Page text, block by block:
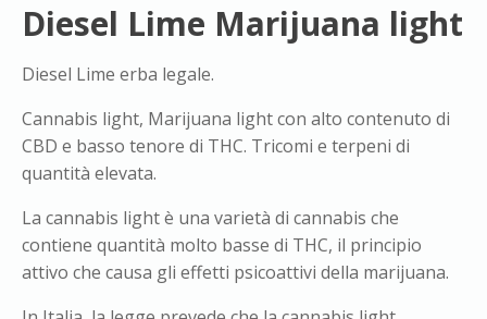
Diesel Lime Marijuana light
Diesel Lime erba legale.
Cannabis light, Marijuana light con alto contenuto di
CBD e basso tenore di THC. Tricomi e terpeni di
quantità elevata.
La cannabis light è una varietà di cannabis che
contiene quantità molto basse di THC, il principio
attivo che causa gli effetti psicoattivi della marijuana.